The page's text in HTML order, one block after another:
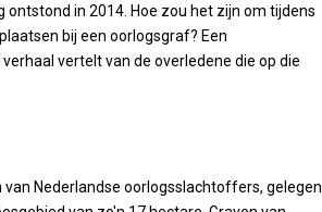
in 2014. Hoe zou het zijn om tijdens
bij een oorlogsgraf? Een
vertelt van de overledene die op die
van Nederlandse oorlogsslachtoffers, gelegen